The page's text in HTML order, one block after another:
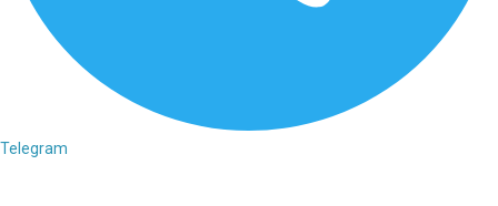
Telegram